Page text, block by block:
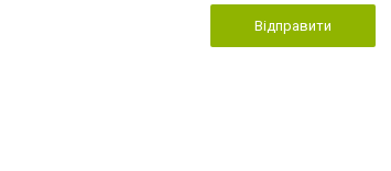
Відправити